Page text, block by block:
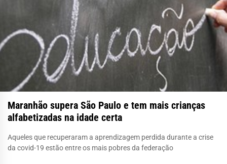
Maranhão supera São Paulo e tem mais crianças
alfabetizadas na idade certa
Aqueles que recuperaram a aprendizagem perdida durante a crise
da covid-19 estão entre os mais pobres da federação